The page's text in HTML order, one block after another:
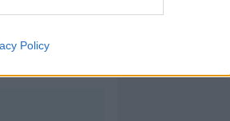
Policy